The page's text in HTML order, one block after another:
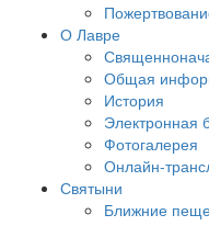
О Лавре
Общая
История
Электронная
Фотогалерея
Онлайн-
Святыни
Ближние